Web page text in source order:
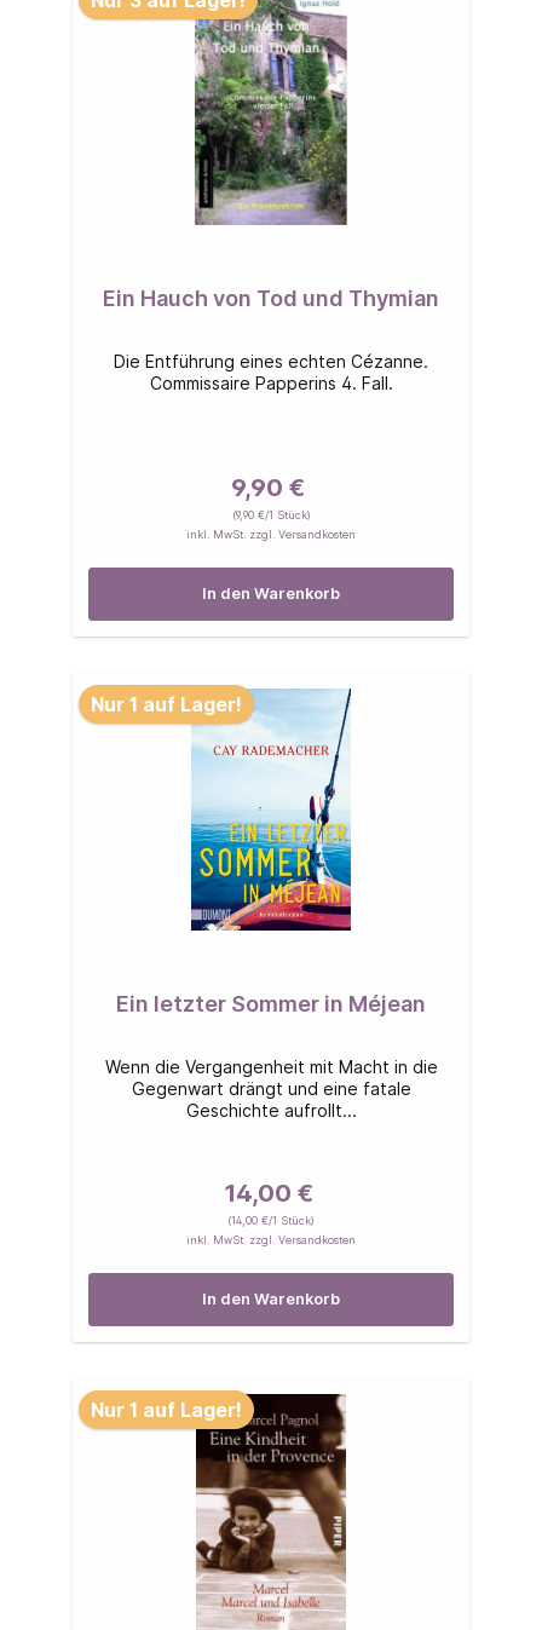
Ein Hauch von Tod und Thymian
Die Entführung eines echten Cézanne.
Commissaire Papperins 4. Fall.
9,90 €
(9,90 €/1 Stück)
inkl. MwSt. zzgl. Versandkosten
In den Warenkorb
Nur 1 auf Lager!
Ein letzter Sommer in Méjean
Wenn die Vergangenheit mit Macht in die
Gegenwart drängt und eine fatale
Geschichte aufrollt...
14,00 €
(14,00 €/1 Stück)
inkl. MwSt. zzgl. Versandkosten
In den Warenkorb
Nur 1 auf Lager!